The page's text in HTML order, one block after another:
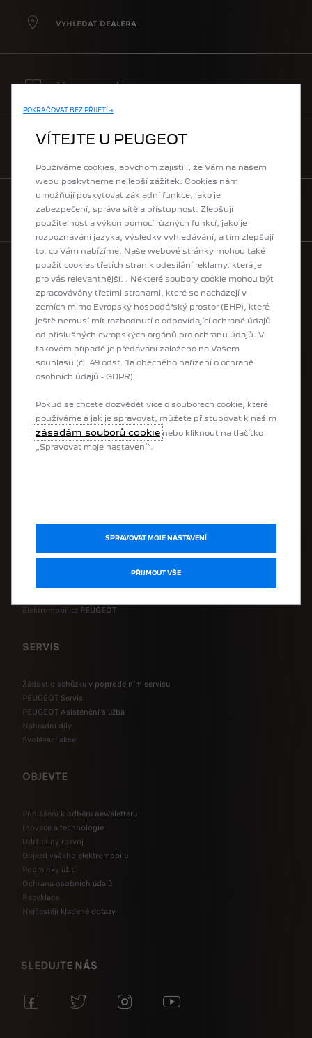
VYHLEDAT DEALERA
ŽÁDOST O CENÍK
KONTAKTUJTE NÁS
MODELOVÁ ŘADA PEUGEOT
Elektro vozy
Hybridní vozy
Plug-in hybridní vozy
Městské vozy
SUV vozy
Vozy kombi
Elektrické užitkové vozy
Přestavěné vozy
Výkup vozů
Nakonfigurovat si svůj PEUGEOT
Požádat o obchodní nabídku
Elektromobilita PEUGEOT
SERVIS
Žádost o schůzku v poprodejním servisu
PEUGEOT Servis
PEUGEOT Asistenční služba
Náhradní díly
Svolávací akce
OBJEVTE
Přihlášení k odběru newsletteru
Inovace a technologie
Udržitelný rozvoj
Dojezd vašeho elektromobilu
Podmínky užití
Ochrana osobních údajů
Recyklace
Nejčastěji kladené dotazy
SLEDUJTE NÁS
POKRAČOVAT BEZ PŘIJETÍ →
VÍTEJTE U PEUGEOT
Používáme cookies, abychom zajistili, že Vám na našem
webu poskytneme nejlepší zážitek. Cookies nám
umožňují poskytovat základní funkce, jako je
zabezpečení, správa sítě a přístupnost. Zlepšují
použitelnost a výkon pomocí různých funkcí, jako je
rozpoznávání jazyka, výsledky vyhledávání, a tím zlepšují
to, co Vám nabízíme. Naše webové stránky mohou také
použít cookies třetích stran k odesílání reklamy, která je
pro vás relevantnější. . Některé soubory cookie mohou být
zpracovávány třetími stranami, které se nacházejí v
zemích mimo Evropský hospodářský prostor (EHP), které
ještě nemusí mít rozhodnutí o odpovídající ochraně údajů
od příslušných evropských orgánů pro ochranu údajů. V
takovém případě je předávání založeno na Vašem
souhlasu (čl. 49 odst. 1a obecného nařízení o ochraně
osobních údajů - GDPR).
Pokud se chcete dozvědět více o souborech cookie, které
používáme a jak je spravovat, můžete přistupovat k našim
zásadám souborů cookie nebo kliknout na tlačítko
„Spravovat moje nastavení“.
SPRAVOVAT MOJE NASTAVENÍ
PŘIJMOUT VŠE